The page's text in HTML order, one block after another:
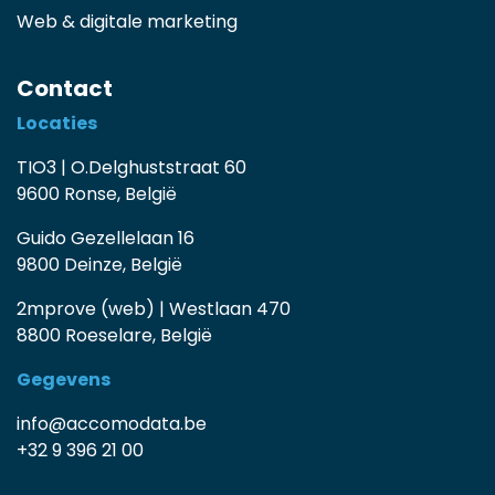
Web & digitale marketing
Contact
Locaties
TIO3 | O.Delghuststraat 60
9600 Ronse, België
Guido Gezellelaan 16
9800 Deinze, België
2mprove (web) | Westlaan 470
8800 Roeselare, België
Gegevens
info@accomodata.be
+32 9 396 21 00